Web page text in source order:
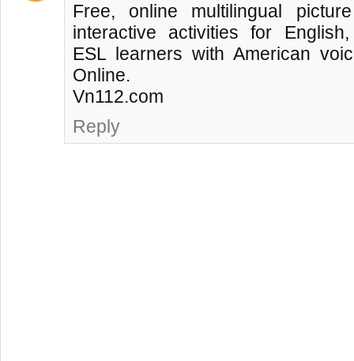
Free, online multilingual
interactive activities for
ESL learners with American
Online.
Vn112.com
Reply